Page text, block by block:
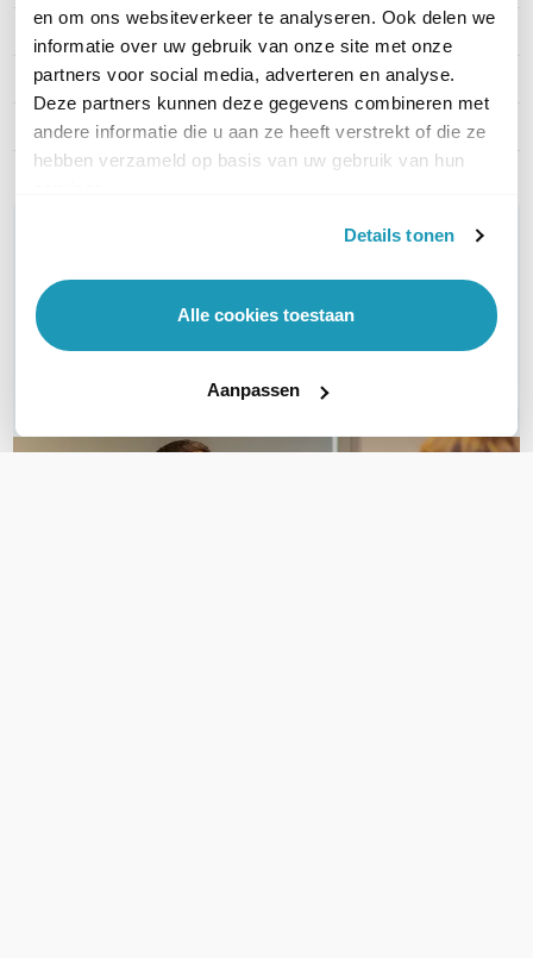
en om ons websiteverkeer te analyseren. Ook delen we
informatie over uw gebruik van onze site met onze
partners voor social media, adverteren en analyse.
Deze partners kunnen deze gegevens combineren met
andere informatie die u aan ze heeft verstrekt of die ze
hebben verzameld op basis van uw gebruik van hun
Details tonen
Alle cookies toestaan
Aanpassen
MaxHub
Artikelnummer UC BM45
Categorie Speakers
Bel ons